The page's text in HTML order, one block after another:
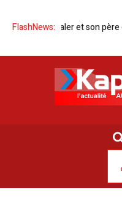
FlashNews:
| Un dealer et son père